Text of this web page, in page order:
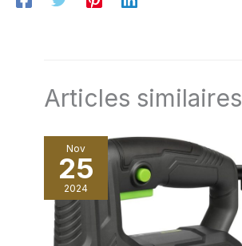
Articles similaires
Nov
25
2024